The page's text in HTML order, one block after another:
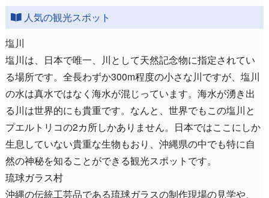
人気の観光スポット
塩川
塩川は、日本で唯一、川として天然記念物に指定されてい
る場所です。全長わずか300m程度の小さな川ですが、塩川
の水は真水ではなく海水が混じっています。海水が湧き出
る川は世界的にも貴重です。なんと、世界でもこの塩川と
プエルトリコの2カ所しかありません。日本ではここにしか
生息していない貴重な生物もおり、沖縄県の中でも特に自
然の神秘を知ることができる観光スポットです。
琉球ガラス村
沖縄の伝統工芸品である琉球ガラスの制作現場の見学や、